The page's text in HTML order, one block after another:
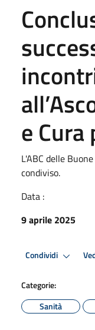
e
L'ABC delle
condiviso.
Data :
9 aprile 2025
Condividi
Categorie:
Sanità